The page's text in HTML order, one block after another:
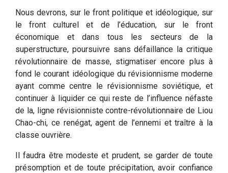
Nous devrons, sur le front politique et idéologique, sur
le front culturel et de l’éducation, sur le front
économique et dans tous les secteurs de la
superstructure, poursuivre sans défaillance la critique
révolutionnaire de masse, stigmatiser encore plus à
fond le courant idéologique du révisionnisme moderne
ayant comme centre le révisionnisme soviétique, et
continuer à liquider ce qui reste de l’influence néfaste
de la, ligne révisionniste contre-révolutionnaire de Liou
Chao-chi, ce renégat, agent de l’ennemi et traître à la
classe ouvrière.
Il faudra être modeste et prudent, se garder de toute
présomption et de toute précipitation, avoir confiance